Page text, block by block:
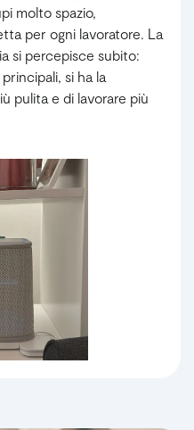
molto spazio,
per ogni lavoratore. La
si percepisce subito:
si ha la
pulita e di lavorare più